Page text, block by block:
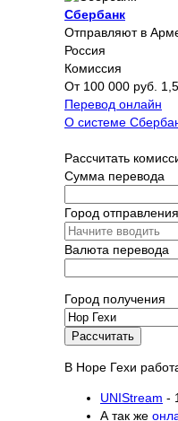
Сбербанк
Отправляют в
Россия
Комиссия
От 100 000 руб.
Перевод онлайн
О системе
Рассчитать
Сумма перевода
Город отправления
Валюта перевода
Город получения
Рассчитать
В Норе Гехи
UNIStream -
А так же